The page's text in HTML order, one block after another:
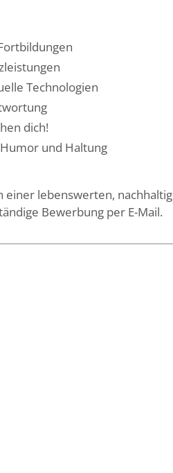
Technologien
dich!
und Haltung
einer lebenswerten,
Bewerbung per E-Mail.